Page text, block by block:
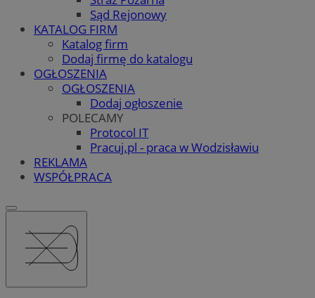
Sąd Rejonowy
KATALOG FIRM
Katalog firm
Dodaj firmę do katalogu
OGŁOSZENIA
OGŁOSZENIA
Dodaj ogłoszenie
POLECAMY
Protocol IT
Pracuj.pl - praca w Wodzisławiu
REKLAMA
WSPÓŁPRACA